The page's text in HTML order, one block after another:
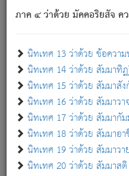
ภาค ๔ ว่าด้วย มัคคอริยสัจ ค
นิทเทศ 13 ว่าด้วย ข้อความ
นิทเทศ 14 ว่าด้วย สัมมาทิ
นิทเทศ 15 ว่าด้วย สัมมาสั
นิทเทศ 16 ว่าด้วย สัมมาวา
นิทเทศ 17 ว่าด้วย สัมมากั
นิทเทศ 18 ว่าด้วย สัมมาอา
นิทเทศ 19 ว่าด้วย สัมมาวา
นิทเทศ 20 ว่าด้วย สัมมาสติ
เกี่ยวกับธรรมโฆษณ์ออนไลน์
แม้ระบบ "ธรรมโฆษณ์ออนไลน์" พย
ผู้ศึกษาก็พึงตรวจสอบกับตัวเล่มหนั
ก่อนนำข้อมูลไปใช้ในการอ้างอิง"
เกี่ยวกับอัตถจารี|เกี่ยวกับการพั
หนังสือที่เกี่ยวข้อง